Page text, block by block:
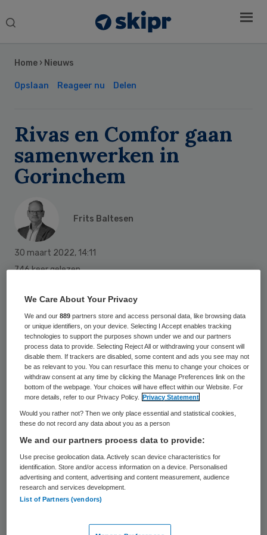
Search
Home › Nieuws
Opslaan Reageer nu Delen
Rivas en Comfor gaan
samenwerken in
Gorinchem
Frits Baltesen
30 maart 2022, 14:11
746 keer gelezen
Rivas wijkverpleging en woonzorgaanbieder
Comfor gaan een samenwerking aan op de
locatie Dalemse Veste in de wijk Hoog
Dalem te Gorinchem. Dalemse Veste is een
wooncomplex voor 55-plussers met 84
appartementen. Komende zomer wordt het
gebouw opgeleverd.
Dalemse Veste is een nieuw wooninitiatief
van woonzorgorganisatie Comfor, waarbij
wordt ingespeeld op de grote behoefte
onder ouderwordenden die graag zo lang
Sidebar
We Care About Your Privacy
We and our889 partners store and access personal data, like browsing data
or unique identifiers, on your device. Selecting I Accept enables tracking
technologies to support the purposes shown under we and our partners
process data to provide. Selecting Reject All or withdrawing your consent will
disable them. If trackers are disabled, some content and ads you see may not
be as relevant to you. You can resurface this menu to change your choices or
withdraw consent at any time by clicking the Manage Preferences link on the
bottom of the webpage. Your choices will have effect within our Website. For
more details, refer to our Privacy Policy.
Privacy Statement
Would you rather not? Then we only place essential and statistical cookies,
these do not record any data about you as a person
We and our partners process data to provide:
Use precise geolocation data. Actively scan device characteristics for
identification. Store and/or access information on a device. Personalised
advertising and content, advertising and content measurement, audience
research and services development.
List of Partners (vendors)